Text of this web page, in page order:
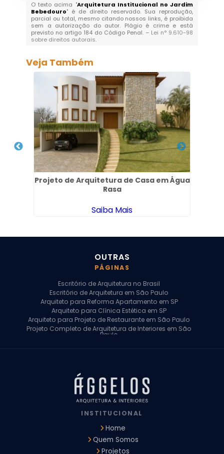
O texto acima "Arquitetura Institucional no Jardim
Bebedouro" é de direito reservado. Sua reprodução,
parcial ou total, mesmo citando nossos links, é proibida
sem a autorização do autor. Plágio é crime e está
previsto no artigo 184 do Código Penal. – Lei n° 9.610-98
sobre direitos autorais.
Veja Também
Projeto de Arquitetura de Casa em Água
Rasa
Saiba Mais
OUTRAS
PÁGINAS
Escritório de Arquitetura no Brasil
Escritório de Arquitetura em São Paulo
Arquiteto para Reforma Apartamento em SP
Arquiteto para Clínica Estética em SP
Arquiteto para Projeto de Restaurante em São Paulo
Projeto Completo de Arquitetura de Interiores em São
Paulo
Arquiteto para Projeto Comercial em São Paulo
Arquiteto Comercial
Arquiteto para Reforma de Apartamento
Arquiteto para Reforma Residencial
Arquitetura para Reforma de Casas
Design de Interiores Apartamentos
Design de Interiores Residencial
Empresa de Arquitetura e Design
INSTITUCIONAL
Home
Quem Somos
Projetos